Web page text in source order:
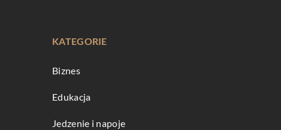
KATEGORIE
Biznes
Edukacja
Jedzenie i napoje